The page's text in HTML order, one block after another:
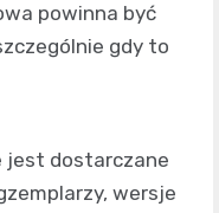
powinna być
gdy to
jest dostarczane
wersje